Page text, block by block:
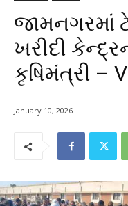
જામનગરમાં
ખરીદી
કૃષિમંત્રી –
January 10, 2026